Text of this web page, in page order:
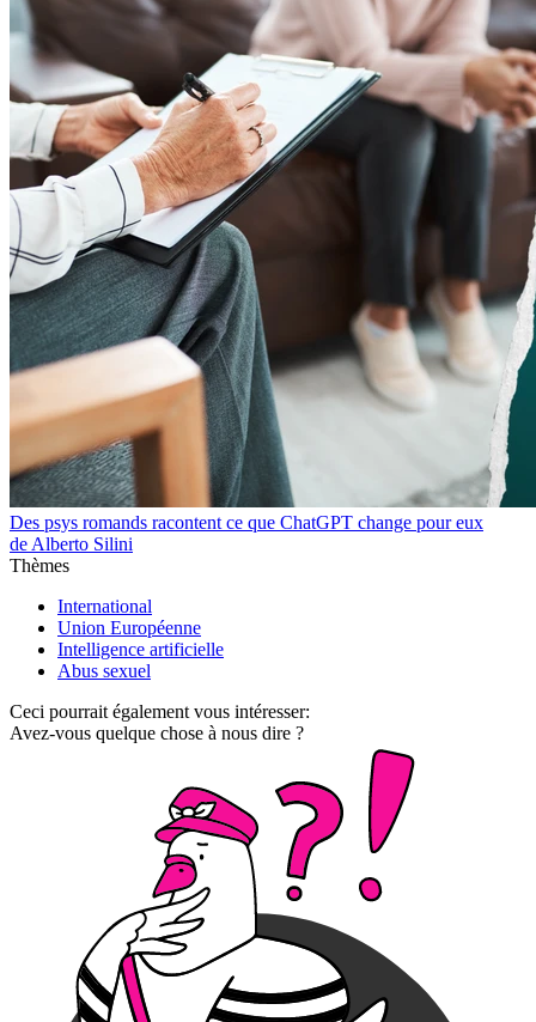
Des psys romands racontent ce que ChatGPT change pour eux
de Alberto Silini
Thèmes
International
Union Européenne
Intelligence artificielle
Abus sexuel
Ceci pourrait également vous intéresser:
Avez-vous quelque chose à nous dire ?